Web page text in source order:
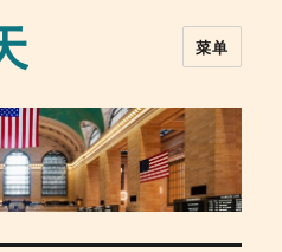
菜单